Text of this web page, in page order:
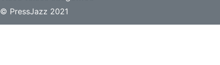
© PressJazz 2021